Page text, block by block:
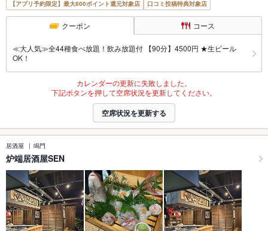
【アプリ予約限定】最大800ポイント還元対象店 口コミ投稿特典対象店
クーポン コース
≪大人気≫全44種食べ放題！飲み放題付 【90分】4500円 ★生ビール
OK！
カレンダーの更新に失敗しました。
下記ボタンを押して空席状況を更新してください。
空席状況を更新する
居酒屋 鳴門
炉端居酒屋SEN